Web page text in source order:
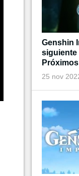
Genshin
siguiente
25 nov